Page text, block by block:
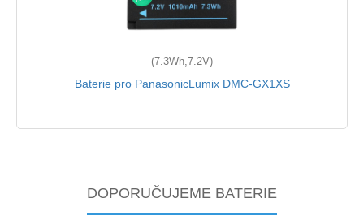
(7.3Wh,7.2V)
Baterie pro PanasonicLumix DMC-GX1XS
DOPORUČUJEME BATERIE